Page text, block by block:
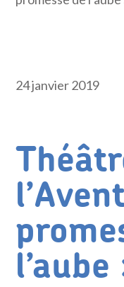
24 janvier 2019
l’aube